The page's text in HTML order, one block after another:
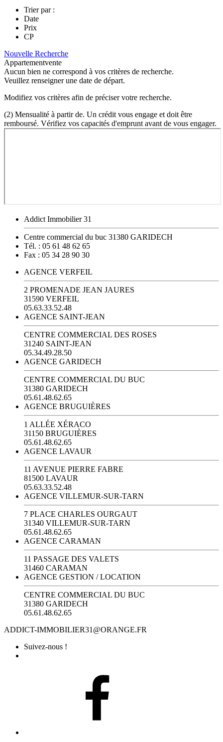
Trier par :
Date
Prix
CP
Nouvelle Recherche
Appartementvente
Aucun bien ne correspond à vos critères de recherche.
Veuillez renseigner une date de départ.
Modifiez vos critères afin de préciser votre recherche.
(2) Mensualité à partir de. Un crédit vous engage et doit être
remboursé. Vérifiez vos capacités d'emprunt avant de vous engager.
Addict Immobilier 31
Centre commercial du buc 31380 GARIDECH
Tél. : 05 61 48 62 65
Fax : 05 34 28 90 30
AGENCE VERFEIL
2 PROMENADE JEAN JAURES
31590 VERFEIL
05.63.33.52.48
AGENCE SAINT-JEAN
CENTRE COMMERCIAL DES ROSES
31240 SAINT-JEAN
05.34.49.28.50
AGENCE GARIDECH
CENTRE COMMERCIAL DU BUC
31380 GARIDECH
05.61.48.62.65
AGENCE BRUGUIÈRES
1 ALLÉE XÉRACO
31150 BRUGUIÈRES
05.61.48.62.65
AGENCE LAVAUR
11 AVENUE PIERRE FABRE
81500 LAVAUR
05.63.33.52.48
AGENCE VILLEMUR-SUR-TARN
7 PLACE CHARLES OURGAUT
31340 VILLEMUR-SUR-TARN
05.61.48.62.65
AGENCE CARAMAN
11 PASSAGE DES VALETS
31460 CARAMAN
AGENCE GESTION / LOCATION
CENTRE COMMERCIAL DU BUC
31380 GARIDECH
05.61.48.62.65
ADDICT-IMMOBILIER31@ORANGE.FR
Suivez-nous !